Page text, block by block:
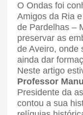
O Ondas foi
Amigos da Ria
de Pardelhas –
preservar as
de Aveiro, onde
ainda dar
Neste artigo
Professor
Presidente da
contou a sua